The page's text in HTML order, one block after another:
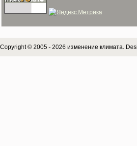
Copyright © 2005 - 2026 изменение климата.